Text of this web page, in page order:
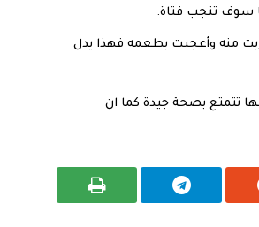
سوف تنجب فتاة.
منه وأعجبت بطعمه فهذا يدل
تتمتع بصحة جيدة كما ان